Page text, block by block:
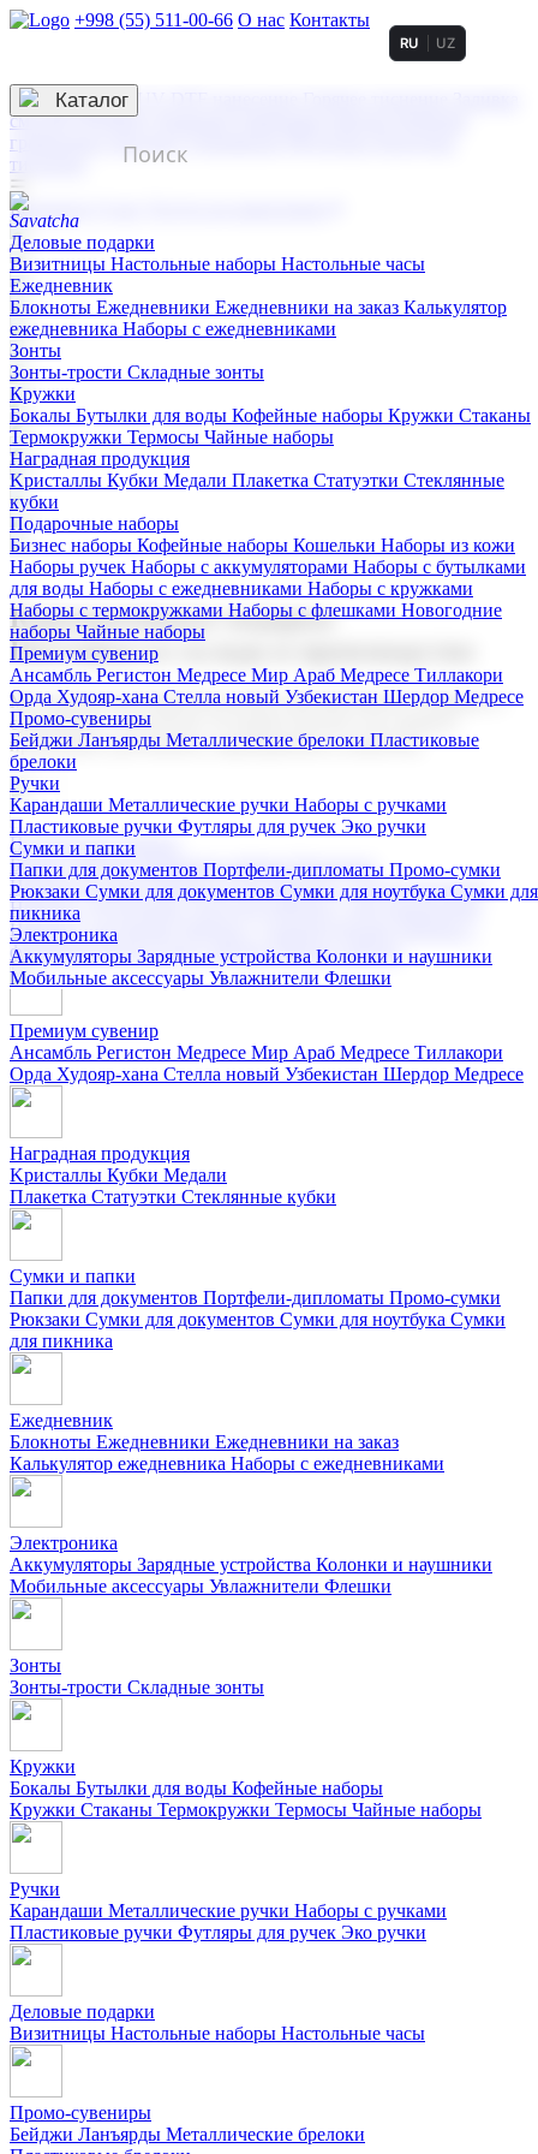
+998 (55) 511-00-66 О нас Контакты
3D гравировка
смолой (Doming)
гравировка твердая
тиснение
RU UZ
☰
Контакты
Каталог
Деловые подарки
Визитницы Настольные наборы Настольные часы
Ежедневник
Блокноты Ежедневники Ежедневники на заказ Калькулятор
ежедневника Наборы с ежедневниками
Зонты
Зонты-трости Складные зонты
Кружки
Бокалы Бутылки для воды Кофейные наборы Кружки Стаканы
Термокружки Термосы Чайные наборы
Наградная продукция
Kристаллы Кубки Медали Плакетка Статуэтки Стеклянные
кубки
Подарочные наборы
Бизнес наборы Кофейные наборы Кошельки Наборы из кожи
Наборы ручек Наборы с аккумуляторами Наборы с бутылками
для воды Наборы с ежедневниками Наборы с кружками
Наборы с термокружками Наборы с флешками Новогодние
наборы Чайные наборы
Премиум сувенир
Ансамбль Регистон Медресе Мир Араб Медресе Тиллакори
Орда Худояр-хана Стелла новый Узбекистан Шердор Медресе
Промо-сувениры
Бейджи Ланъярды Металлические брелоки Пластиковые
брелоки
Ручки
Карандаши Металлические ручки Наборы с ручками
Пластиковые ручки Футляры для ручек Эко ручки
Сумки и папки
Папки для документов Портфели-дипломаты Промо-сумки
Рюкзаки Сумки для документов Сумки для ноутбука Сумки для
пикника
Электроника
Аккумуляторы Зарядные устройства Колонки и наушники
Мобильные аксессуары Увлажнители Флешки
Корпоративные подарки
Поставка со склада и производство
Мы предлагаем широкий выбор корпоративных подарков и
сувениров с логотипом. В нашем каталоге вы найдете
продукцию для бизнеса, мероприятия и клиентов.
Подарочные наборы
Бизнес наборыКофейные наборы Кошельки
Наборы из кожиНаборы ручекНаборы с аккумуляторами
Наборы с бутылками для воды
Наборы с ежедневниками
Наборы с кружками
флешкамиНовогодние наборыЧайные наборы
Премиум сувенир
Ансамбль Регистон Медресе Мир Араб Медресе Тиллакори
Орда Худояр-хана Стелла новый Узбекистан Шердор Медресе
Наградная продукция
Kристаллы Кубки Медали
Плакетка Статуэтки Стеклянные кубки
Сумки и папки
Папки для документов Портфели-дипломаты Промо-сумки
Рюкзаки Сумки для документов Сумки для ноутбука Сумки
для пикника
Ежедневник
Блокноты Ежедневники Ежедневники на заказ
Калькулятор ежедневника Наборы с ежедневниками
Электроника
Аккумуляторы Зарядные устройства Колонки и наушники
Мобильные аксессуары Увлажнители Флешки
Зонты
Зонты-трости Складные зонты
Кружки
Бокалы Бутылки для воды Кофейные наборы
Кружки Стаканы Термокружки Термосы Чайные наборы
Ручки
Карандаши Металлические ручки Наборы с ручками
Пластиковые ручки Футляры для ручек Эко ручки
Деловые подарки
Визитницы Настольные наборы Настольные часы
Промо-сувениры
Бейджи Ланъярды Металлические брелоки